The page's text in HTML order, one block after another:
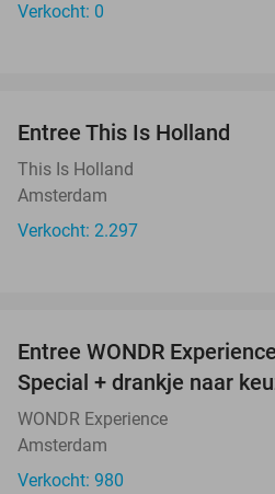
Verkocht: 0
Entree This Is Holland
This Is Holland
Amsterdam
Verkocht: 2.297
Entree WONDR
Special + drankje naar
WONDR Experience
Amsterdam
Verkocht: 980